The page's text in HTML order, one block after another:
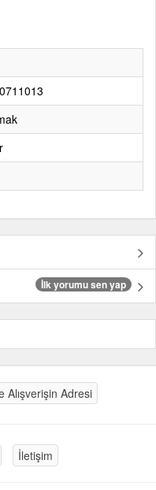
İlk yorumu sen yap
Alışverişin Adresi
İletişim